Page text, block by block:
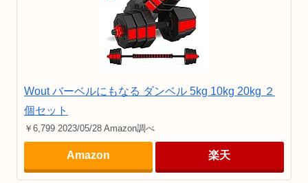
Wout バーベルにもなる ダンベル 5kg 10kg 20kg ２
個セット
￥6,799 2023/05/28 Amazon調べ
Amazon 楽天